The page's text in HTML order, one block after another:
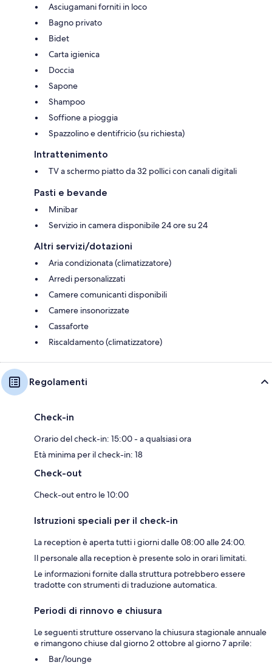
Asciugamani forniti in loco
Bagno privato
Bidet
Carta igienica
Doccia
Sapone
Shampoo
Soffione a pioggia
Spazzolino e dentifricio (su richiesta)
Intrattenimento
TV a schermo piatto da 32 pollici con canali digitali
Pasti e bevande
Minibar
Servizio in camera disponibile 24 ore su 24
Altri servizi/dotazioni
Aria condizionata (climatizzatore)
Arredi personalizzati
Camere comunicanti disponibili
Camere insonorizzate
Cassaforte
Riscaldamento (climatizzatore)
Regolamenti
Check-in
Orario del check-in: 15:00 - a qualsiasi ora
Età minima per il check-in: 18
Check-out
Check-out entro le 10:00
Istruzioni speciali per il check-in
La reception è aperta tutti i giorni dalle 08:00 alle 24:00.
Il personale alla reception è presente solo in orari limitati.
Le informazioni fornite dalla struttura potrebbero essere
tradotte con strumenti di traduzione automatica.
Periodi di rinnovo e chiusura
Le seguenti strutture osservano la chiusura stagionale annuale
e rimangono chiuse dal giorno 2 ottobre al giorno 7 aprile:
Bar/lounge